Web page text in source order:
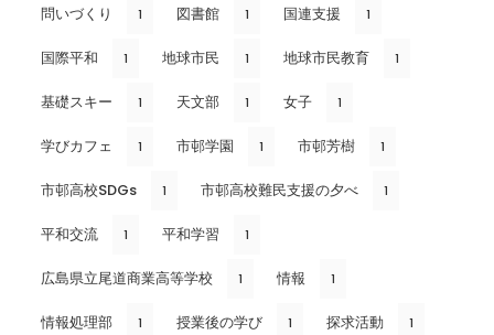
問いづくり 1 図書館 1 国連支援 1
国際平和 1 地球市民 1 地球市民教育 1
基礎スキー 1 天文部 1 女子 1
学びカフェ 1 市邨学園 1 市邨芳樹 1
市邨高校SDGs 1 市邨高校難民支援の夕べ 1
平和交流 1 平和学習 1
広島県立尾道商業高等学校 1 情報 1
情報処理部 1 授業後の学び 1 探求活動 1